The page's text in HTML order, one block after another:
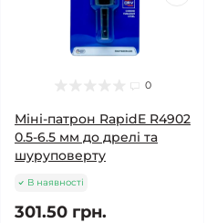
0
Міні-патрон RapidE R4902
0.5-6.5 мм до дрелі та
шуруповерту
В наявності
301.50 грн.